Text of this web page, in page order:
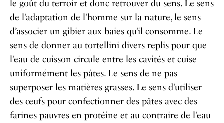
le goût du terroir et donc retrouver du sens. Le sens
de l’adaptation de l’homme sur la nature, le sens
d’associer un gibier aux baies qu’il consomme. Le
sens de donner au tortellini divers replis pour que
l’eau de cuisson circule entre les cavités et cuise
uniformément les pâtes. Le sens de ne pas
superposer les matières grasses. Le sens d’utiliser
des œufs pour confectionner des pâtes avec des
farines pauvres en protéine et au contraire de l’eau